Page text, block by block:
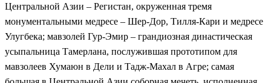
Центральной Азии – Регистан, окруженная тремя
монументальными медресе – Шер-Дор, Тилля-Кари и медресе
Улугбека; мавзолей Гур-Эмир – грандиозная династическая
усыпальница Тамерлана, послужившая прототипом для
мавзолеев Хумаюн в Дели и Тадж-Махал в Агре; самая